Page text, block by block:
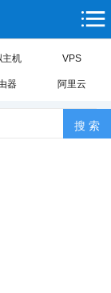
主机 VPS
器 阿里云